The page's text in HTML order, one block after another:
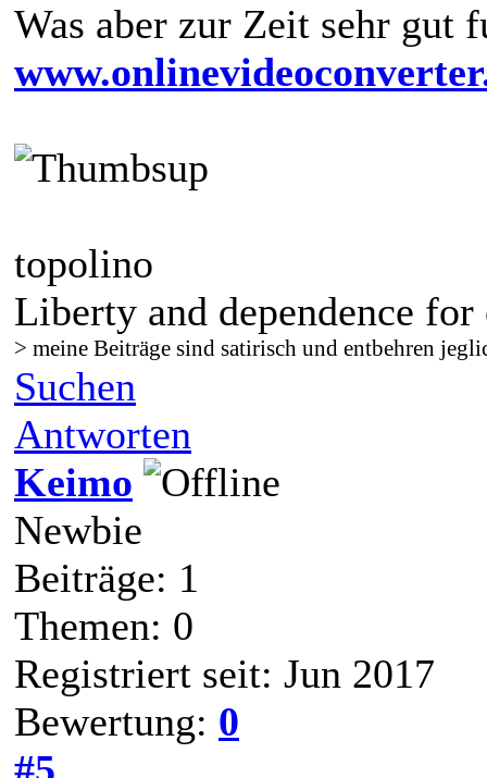
Was aber zur Zeit sehr gut
topolino
Liberty and dependence for
> meine Beiträge sind satirisch und entbehren
Suchen
Antworten
Keimo
Newbie
Beiträge: 1
Themen: 0
Registriert seit: Jun 2017
Bewertung: 0